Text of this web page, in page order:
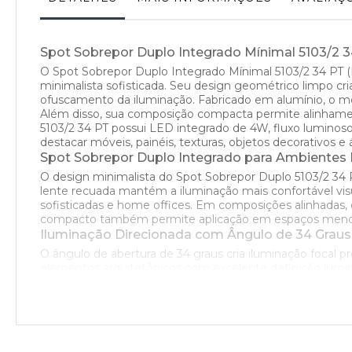
Spot Sobrepor Duplo Integrado Mínimal 5103/2
O Spot Sobrepor Duplo Integrado Mínimal 5103/2 34
minimalista sofisticada. Seu design geométrico limpo
ofuscamento da iluminação. Fabricado em alumínio, o
Além disso, sua composição compacta permite
5103/2 34 PT possui LED integrado de 4W, fluxo
destacar móveis, painéis, texturas, objetos decorativos
Spot Sobrepor Duplo Integrado para Ambientes
O design minimalista do Spot Sobrepor Duplo 5103/2
lente recuada mantém a iluminação mais confortável
sofisticadas e home offices. Em composições
compacto também permite aplicação em espaços
Iluminação Direcionada com Ângulo de 34 Graus
O ângulo de abertura de 34 graus cria iluminação focal
organizados visualmente. O resultado é uma